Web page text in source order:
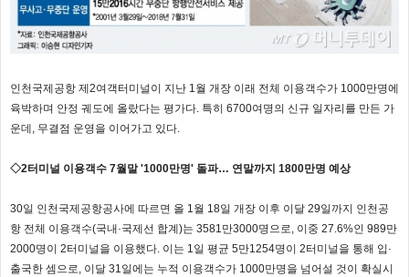
인천국제공항 제2여객터미널이 지난 1월 개장 이래 전체 이용객수가 1000만명에
육박하며 안정 궤도에 올랐다는 평가다. 특히 6700여명의 신규 일자리를 만든 가
운데, 무결점 운영을 이어가고 있다.
◇2터미널 이용객수 7월말 '1000만명' 돌파… 연말까지 1800만명 예상
30일 인천국제공항공사에 따르면 올 1월 18일 개장 이후 이달 29일까지 인천공
항 전체 이용객수(국내·국제선 합계)는 3581만3000명으로, 이중 27.6%인 989만
2000명이 2터미널을 이용했다. 이는 1일 평균 5만1254명이 2터미널을 통해 입·
출국한 셈으로, 이달 31일에는 누적 이용객수가 1000만명을 넘어설 것이 확실시